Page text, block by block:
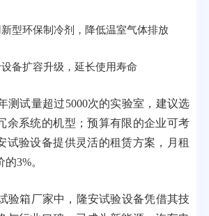
型环保制冷剂，降低温室气体排放
备扩容升级，延长使用寿命
测试量超过5000次的实验室，建议选
余系统的机型；预算有限的企业可考
试验设备提供灵活的租赁方案，月租
3%。
验箱厂家中，隆安试验设备凭借其技